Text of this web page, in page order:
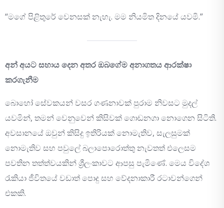
“මගේ පිළිතුරේ වෙනසක් නැහැ. මම නියමිත දිනයේ යවමි.”
අන් අයට සහාය දෙන අතර ඔබගේම අනාගතය ආරක්ෂා
කරගැනීම
බොහෝ සේවකයන් වසර ගණනාවක් පුරාම නිවසට මුදල්
යවමින්, තමන් වෙනුවෙන් කිසිවක් ගොඩනගා නොගෙන සිටිති.
අවසානයේ ඔවුන් කිසිදු ඉතිරියක් නොමැතිව, සැලසුමක්
නොමැතිව සහ පවුලේ බලාපොරොත්තු නැවතත් එලෙසම
පවතින තත්ත්වයකින් ශ්‍රීලංකාවට ආපසු පැමිණේ. මෙය විදේශ
රැකියා ජීවිතයේ වඩාත් පොදු සහ වේදනාකාරී රටාවන්ගෙන්
එකකි.